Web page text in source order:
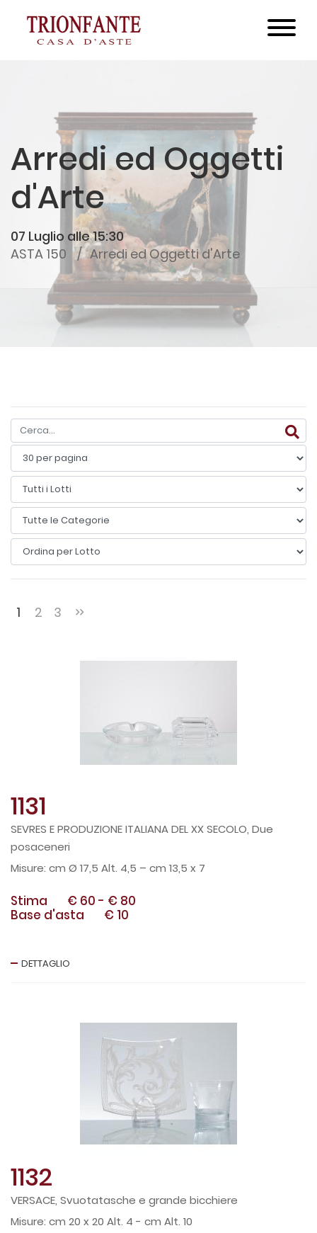
Arredi ed Oggetti
d'Arte
07 Luglio alle 15:30
ASTA 150
Arredi ed Oggetti d'Arte
1 2 3
1131
SEVRES E PRODUZIONE ITALIANA DEL XX SECOLO, Due
posaceneri
cm Ø 17,5 Alt. 4,5 – cm 13,5 x 7
Stima € 60 - € 80
Base d'asta
€ 10
DETTAGLIO
1132
VERSACE, Svuotatasche e grande bicchiere
cm 20 x 20 Alt. 4 - cm Alt. 10